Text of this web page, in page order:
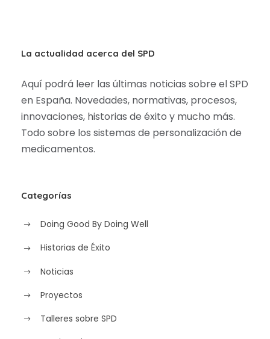
La actualidad acerca del SPD
Aquí podrá leer las últimas noticias sobre el SPD
en España. Novedades, normativas, procesos,
innovaciones, historias de éxito y mucho más.
Todo sobre los sistemas de personalización de
medicamentos.
Categorías
Doing Good By Doing Well
Historias de Éxito
Noticias
Proyectos
Talleres sobre SPD